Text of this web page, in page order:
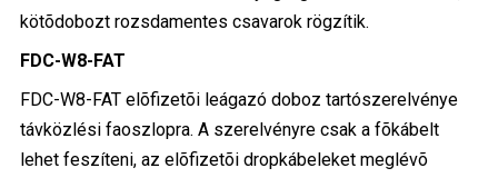
kötõdobozt rozsdamentes csavarok rögzítik.
FDC-W8-FAT
FDC-W8-FAT elõfizetõi leágazó doboz tartószerelvénye
távközlési faoszlopra. A szerelvényre csak a fõkábelt
lehet feszíteni, az elõfizetõi dropkábeleket meglévõ